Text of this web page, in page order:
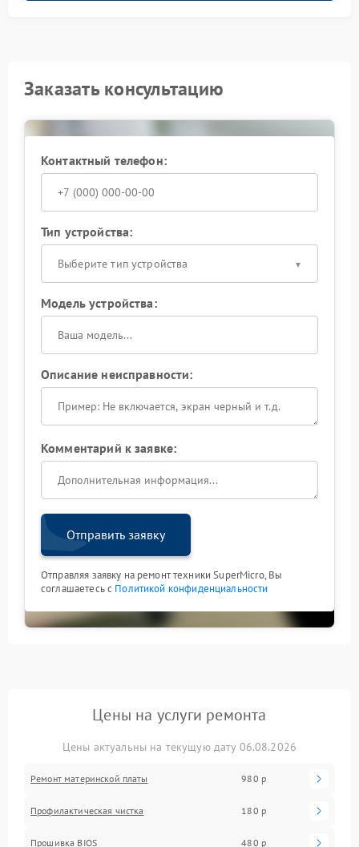
Заказать консультацию
Контактный телефон:
Тип устройства:
Выберите тип устройства
Модель устройства:
Описание неисправности:
Комментарий к заявке:
Отправить заявку
Отправляя заявку на ремонт техники SuperMicro, Вы
соглашаетесь с Политикой конфиденциальности
Цены на услуги ремонта
Цены актуальны на текущую дату 06.08.2026
Ремонт материнской платы 980 р
Профилактическая чистка 180 р
Прошивка BIOS 480 р